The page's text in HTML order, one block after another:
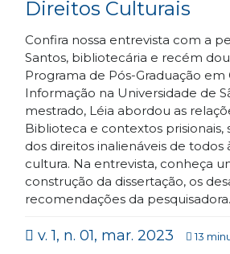
Direitos Culturais
Confira nossa entrevista com a
Santos, bibliotecária e recém
Programa de Pós-Graduação em
Informação na Universidade de
mestrado, Léia abordou as
Biblioteca e contextos prisionais,
dos direitos inalienáveis de todos
cultura. Na entrevista, conheça
construção da dissertação, os
recomendações da pesquisadora.
v. 1, n. 01, mar. 2023 13